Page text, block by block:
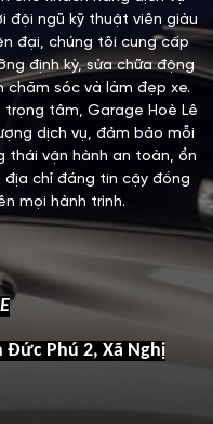
chữa, bảo dưỡng và chăm
cho khách hàng dịch vụ
đội ngũ kỹ thuật viên giàu
đại, chúng tôi cung cấp
định kỳ, sửa chữa động
chăm sóc và làm đẹp xe.
trọng tâm, Garage Hoè Lê
dịch vụ, đảm bảo mỗi
thái vận hành an toàn, ổn
chỉ đáng tin cậy đồng
mọi hành trình.
Phú 2, Xã Nghị